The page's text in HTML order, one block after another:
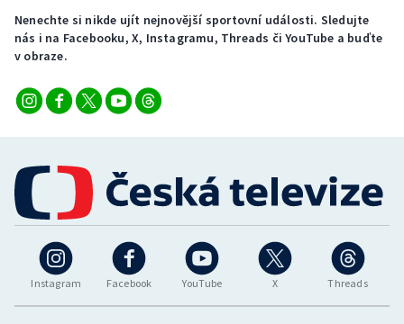
Nenechte si nikde ujít nejnovější sportovní události. Sledujte
nás i na Facebooku, X, Instagramu, Threads či YouTube a buďte
v obraze.
Instagram Facebook YouTube X Threads